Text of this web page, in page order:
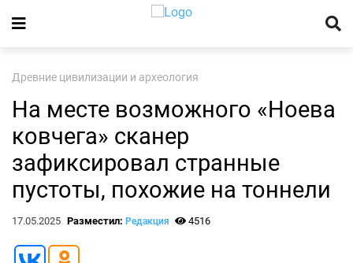
Древние цивилизации и археология
На месте возможного «Ноева
ковчега» сканер
зафиксировал странные
пустоты, похожие на тоннели
17.05.2025 Разместил: Редакция 4516